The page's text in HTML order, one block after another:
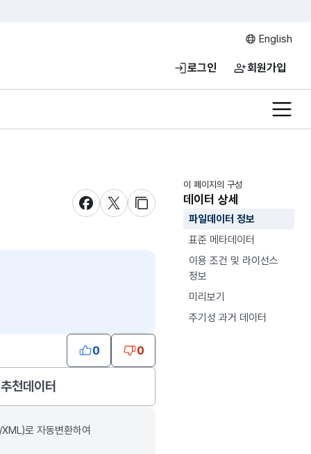
English
로그인 회원가입
전체
새창 열림새창 열림새창 열림
0 0
추천데이터
이 페이지의 구성
데이터 상세
파일데이터 정보
표준 메타데이터
이용 조건 및 라이선스
정보
미리보기
주기성 과거 데이터
로 자동변환하여